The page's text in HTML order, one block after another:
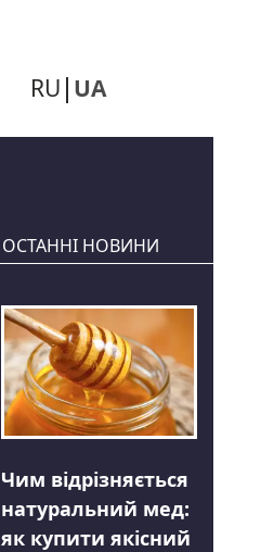
RU UA
ОСТАННІ НОВИНИ
Чим відрізняється
натуральний мед:
як купити якісний